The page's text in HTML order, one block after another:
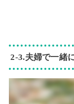
2-3.夫婦で一緒